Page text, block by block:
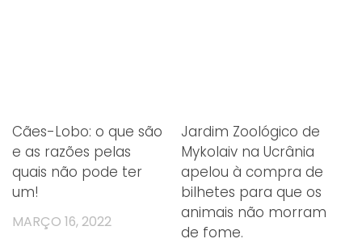
Cães-Lobo: o que são
e as razões pelas
quais não pode ter
um!
MARÇO 16, 2022
Jardim Zoológico de
Mykolaiv na Ucrânia
apelou à compra de
bilhetes para que os
animais não morram
de fome.